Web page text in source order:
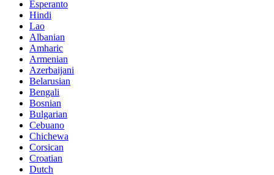
Esperanto
Hindi
Lao
Albanian
Amharic
Armenian
Azerbaijani
Belarusian
Bengali
Bosnian
Bulgarian
Cebuano
Chichewa
Corsican
Croatian
Dutch